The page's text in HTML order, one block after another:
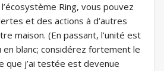
Ring, vous pouvez
et des actions à d’autres
maison. (En passant, l’unité est
en blanc; considérez fortement le
que j’ai testée est devenue